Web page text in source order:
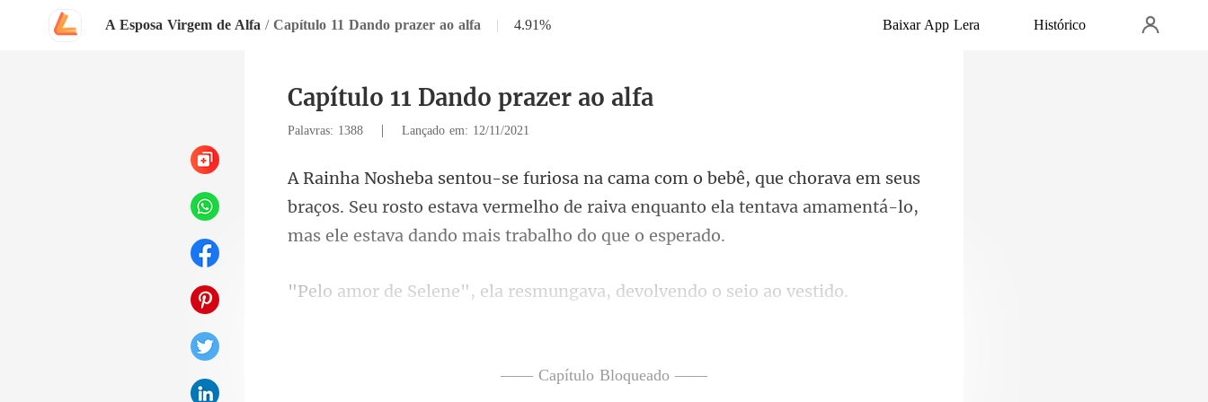
A Esposa Virgem de Alfa / Capítulo 11 Dando prazer ao alfa | 4.91% Baixar App Lera Histórico
Capítulo 11 Dando prazer ao alfa
Palavras: 1388 | Lançado em: 12/11/2021
m seus
braços. Seu rosto estava vermelho de raiva enquanto ela tenta
ela resmungava, devolve
—— Capítulo Bloqueado ——